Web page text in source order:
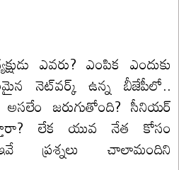
ఎవరు? ఎంపిక ఎందుకు
నెట్‌వర్క్ ఉన్న బీజేపీలో..
అసలేం జరుగుతోంది? సీనియర్
లేక యువ నేత కోసం
ఇవే ప్రశ్నలు చాలామందిని